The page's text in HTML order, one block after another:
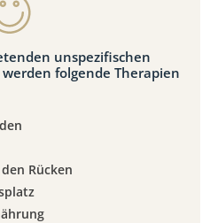
unspezifischen
folgende Therapien
Rücken